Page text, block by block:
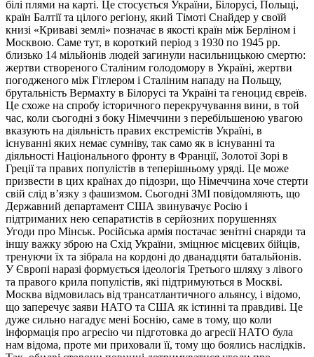
білі плями на карті. Це стосується України, Білорусі, Польщі,
країн Балтії та цілого регіону, який Тімоті Снайдер у своїй
книзі «Криваві землі» позначає в якості країн між Берліном і
Москвою. Саме тут, в короткий період з 1930 по 1945 рр.
близько 14 мільйонів людей загинули насильницькою смертю:
жертви створеного Сталіним голодомору в Україні, жертви
погодженого між Гітлером і Сталіним нападу на Польщу,
брутальність Вермахту в Білорусі та Україні та геноцид євреїв.
Це схоже на спробу історичного перекручування вини, в той
час, коли сьогодні з боку Німеччини з перебільшеною увагою
вказують на діяльність правих екстремістів Україні, в
існуванні яких немає сумніву, так само як в існуванні та
діяльності Національного фронту в Франції, Золотої Зорі в
Греції та правих популістів в теперішньому уряді. Це може
призвести в цих країнах до підозри, що Німеччина хоче стерти
свій слід в’язку з фашизмом. Сьогодні ЗМІ повідомляють, що
Державний департамент США звинувачує Росію і
підтриманих нею сепаратистів в серйозних порушеннях
Угоди про Мінськ. Російська армія постачає зенітні снаряди та
іншу важку зброю на Схід України, зміцнює місцевих бійців,
тренуючи їх та зібрала на кордоні до дванадцяти батальйонів.
У Європі наразі формується ідеологія Третього шляху з лівого
та правого крила популістів, які підтримуються в Москві.
Москва відмовилась від трансатлантичного альянсу, і відомо,
що заперечує заяви НАТО та США як істинні та правдиві. Це
дуже сильно нагадує мені Боснію, саме в тому, що коли
інформація про агресію чи підготовка до агресії НАТО була
нам відома, проте ми приховали її, тому що боялись наслідків.